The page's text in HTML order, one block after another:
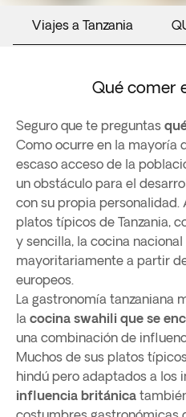
Viajes a Tanzania
Qué comer
Seguro que te preguntas
Como ocurre en la mayoría
escaso acceso de la
un obstáculo para el
con su propia personalidad.
platos típicos de Tanzania,
y sencilla, la cocina
mayoritariamente a partir
europeos.
La gastronomía tanzaniana
la cocina swahili que se
una combinación de
Muchos de sus platos
hindú pero adaptados a los
influencia británica